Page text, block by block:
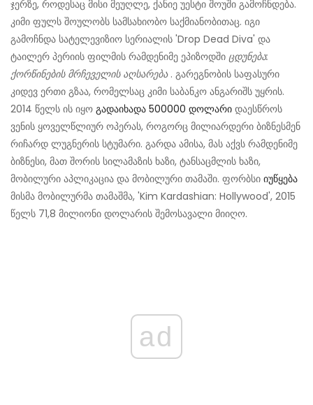
ჯერზე, როდესაც მისი მეუღლე, ქანიე უესტი შოუში გამოჩნდება.
კიმი ფულს შოულობს სამსახიობო საქმიანობითაც. იგი
გამოჩნდა სატელევიზიო სერიალის 'Drop Dead Diva' და
ტაილერ პერიის ფილმის რამდენიმე ეპიზოდში ცდუნება:
ქორწინების მრჩეველის აღსარება. გარეგნობის საფასური
კიდევ ერთი გზაა, რომელსაც კიმი საბანკო ანგარიშს უყრის.
2014 წელს ის იყო გადაიხადა 500000 დოლარი დაესწროს
ვენის ყოველწლიურ ოპერას, როგორც მილიარდერი ბიზნესმენ
რიჩარდ ლუგნერის სტუმარი. გარდა ამისა, მას აქვს რამდენიმე
ბიზნესი, მათ შორის სილამაზის ხაზი, ტანსაცმლის ხაზი,
მობილური აპლიკაცია და მობილური თამაში. ფორბსი იუწყება
მისმა მობილურმა თამაშმა, 'Kim Kardashian: Hollywood', 2015
წელს 71,8 მილიონი დოლარის შემოსავალი მიიღო.
ad